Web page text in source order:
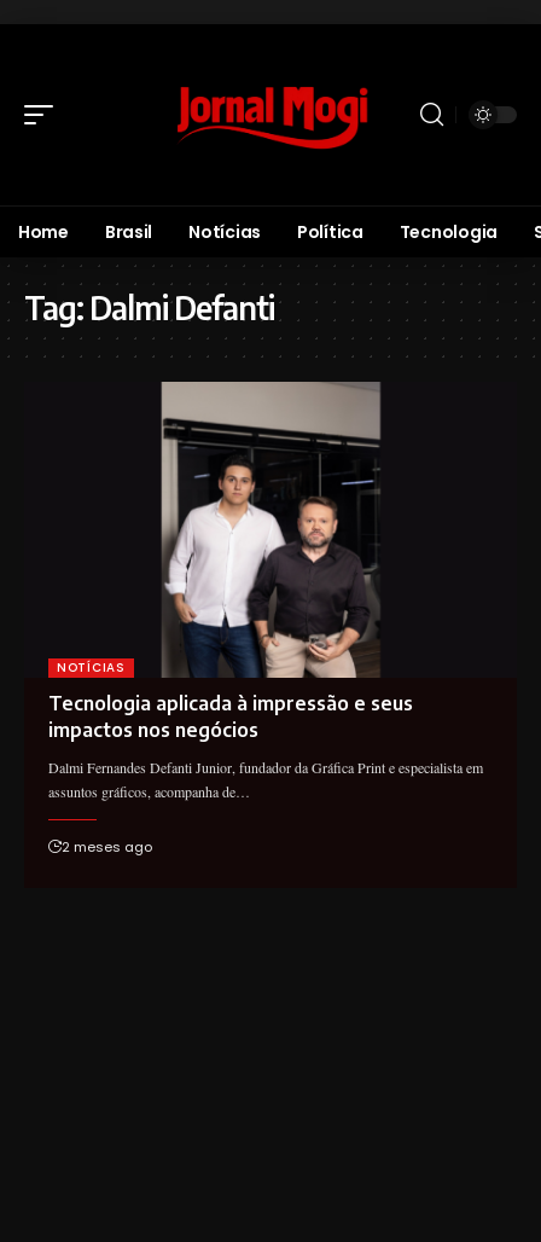
Home Brasil Notícias Política Tecnologia
Tag: Dalmi Defanti
NOTÍCIAS
Tecnologia aplicada à impressão e seus
impactos nos negócios
Dalmi Fernandes Defanti Junior, fundador da Gráfica Print e especialista em
assuntos gráficos, acompanha de…
2 meses ago